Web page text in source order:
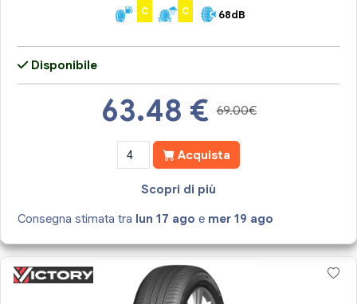
C C 68dB
Disponibile
63.48 € 69.00€
Acquista
Scopri di più
Consegna stimata tra lun 17 ago e mer 19 ago